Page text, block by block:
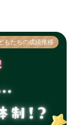
もたちの成績推移